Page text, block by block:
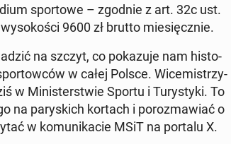
spor­to­we – zgodnie z art. 32c ust.
9600 zł brutto mie­sięcz­nie.
na szczyt, co po­ka­zu­je nam hi­sto­
w całej Polsce. Wi­ce­mi­strzy­
w Mi­ni­ster­stwie Sportu i Tu­ry­sty­ki. To
na pa­ry­skich kortach i po­roz­ma­wiać o
w ko­mu­ni­ka­cie MSiT na portalu X.